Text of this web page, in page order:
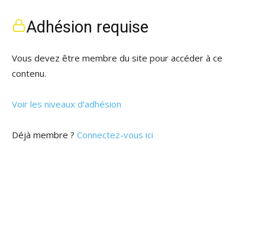
Adhésion requise
Vous devez être membre du site pour accéder à ce
contenu.
Voir les niveaux d’adhésion
Déjà membre ? Connectez-vous ici